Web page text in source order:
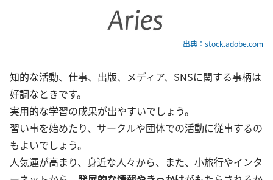
出典：stock.adobe.com
知的な活動、仕事、出版、メディア、SNSに関する事柄は
好調なときです。
実用的な学習の成果が出やすいでしょう。
習い事を始めたり、サークルや団体での活動に従事するの
もよいでしょう。
人気運が高まり、身近な人々から、また、小旅行やインタ